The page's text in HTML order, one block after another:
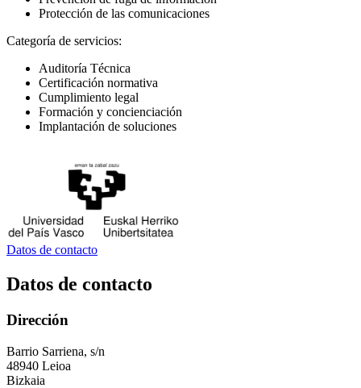
Protección de las comunicaciones
Categoría de servicios:
Auditoría Técnica
Certificación normativa
Cumplimiento legal
Formación y concienciación
Implantación de soluciones
Datos de contacto
Datos de contacto
Dirección
Barrio Sarriena, s/n
48940 Leioa
Bizkaia